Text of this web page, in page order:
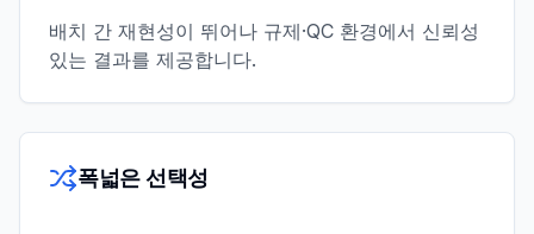
배치 간 재현성이 뛰어나 규제·QC 환경에서 신뢰성
있는 결과를 제공합니다.
폭넓은 선택성